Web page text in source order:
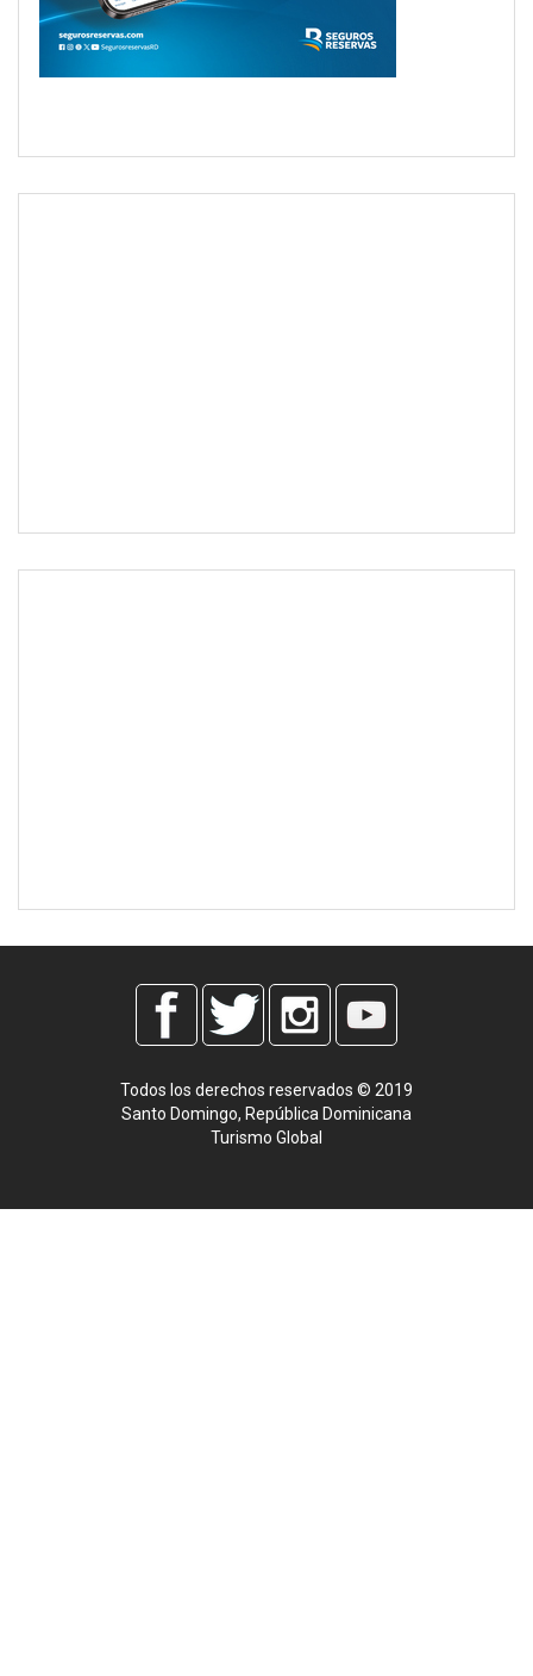
Todos los derechos reservados © 2019
Santo Domingo, República Dominicana
Turismo Global